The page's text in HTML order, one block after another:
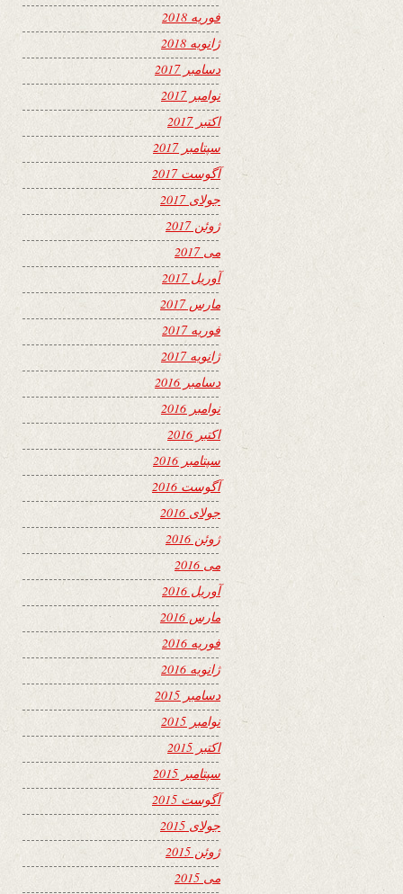
فوریه 2018
ژانویه 2018
دسامبر 2017
نوامبر 2017
اکتبر 2017
سپتامبر 2017
آگوست 2017
جولای 2017
ژوئن 2017
می 2017
آوریل 2017
مارس 2017
فوریه 2017
ژانویه 2017
دسامبر 2016
نوامبر 2016
اکتبر 2016
سپتامبر 2016
آگوست 2016
جولای 2016
ژوئن 2016
می 2016
آوریل 2016
مارس 2016
فوریه 2016
ژانویه 2016
دسامبر 2015
نوامبر 2015
اکتبر 2015
سپتامبر 2015
آگوست 2015
جولای 2015
ژوئن 2015
می 2015